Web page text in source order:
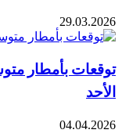
29.03.2026
توقعات بأمطار
الأحد
04.04.2026